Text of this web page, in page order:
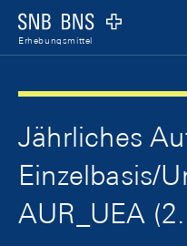
Logo
Erhebungsmittel
Jährliches
Einzelbasis/
AUR_UEA